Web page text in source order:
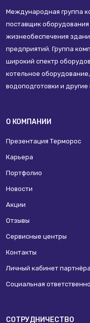
Международная группа
поставщик
жизнеобеспечения
предприятий. Группа
широкий спектр
котельное
водоподготовки и
О КОМПАНИИ
Презентация Терморос
Карьера
Портфолио
Новости
Акции
Отзывы
Сервисные центры
Контакты
Личный кабинет партнёра
Социальная
СОТРУДНИЧЕСТВО